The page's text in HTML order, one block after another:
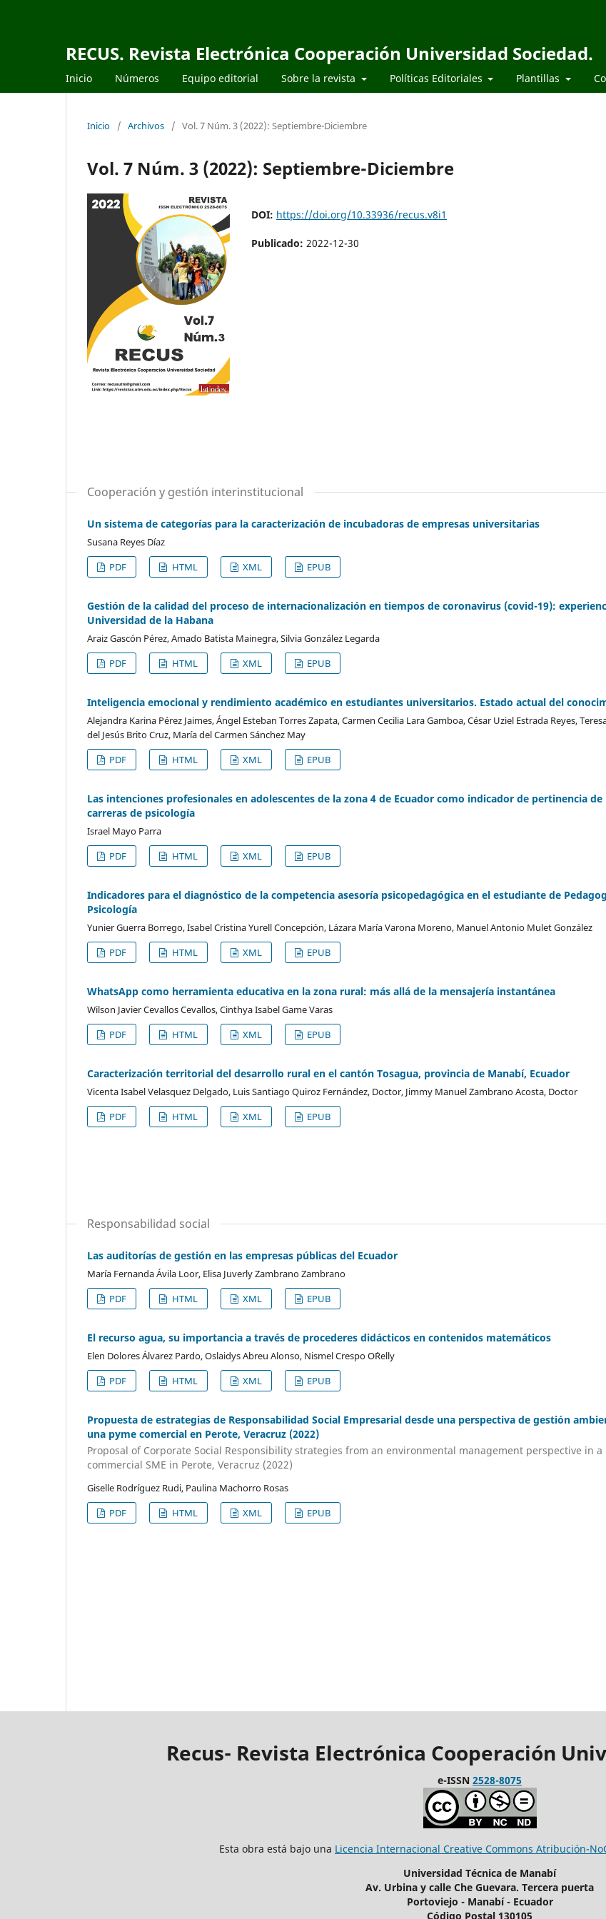
RECUS. Revista Electrónica Cooperación Universidad Sociedad.
Inicio Números Equipo editorial Sobre la revista Políticas Editoriales Plantillas
Inicio / Archivos / Vol. 7 Núm. 3 (2022): Septiembre-Diciembre
Vol. 7 Núm. 3 (2022): Septiembre-Diciembre
DOI: https://doi.org/10.33936/recus.v8i1
Publicado: 2022-12-30
Cooperación y gestión interinstitucional
Un sistema de categorías para la caracterización de incubadoras de empresas universitarias
Susana Reyes Díaz
PDF
HTML XML EPUB
Gestión de la calidad del proceso de internacionalización en tiempos de coronavirus (covid-19):
Universidad de la Habana
Araiz Gascón Pérez, Amado Batista Mainegra, Silvia González Legarda
PDF
HTML XML EPUB
Inteligencia emocional y rendimiento académico en estudiantes universitarios. Estado actual del
Alejandra Karina Pérez Jaimes, Ángel Esteban Torres Zapata, Carmen Cecilia Lara Gamboa, César Uziel Estrada Reyes,
del Jesús Brito Cruz, María del Carmen Sánchez May
PDF HTML XML EPUB
Las intenciones profesionales en adolescentes de la zona 4 de Ecuador como indicador de pertinencia de
carreras de psicología
Israel Mayo Parra
PDF
HTML XML EPUB
Indicadores para el diagnóstico de la competencia asesoría psicopedagógica en el estudiante de
Psicología
Yunier Guerra Borrego, Isabel Cristina Yurell Concepción, Lázara María Varona Moreno, Manuel Antonio Mulet González
PDF
HTML XML EPUB
WhatsApp como herramienta educativa en la zona rural: más allá de la mensajería instantánea
Wilson Javier Cevallos Cevallos, Cinthya Isabel Game Varas
PDF
HTML XML EPUB
Caracterización territorial del desarrollo rural en el cantón Tosagua, provincia de Manabí, Ecuador
Vicenta Isabel Velasquez Delgado, Luis Santiago Quiroz Fernández, Doctor, Jimmy Manuel Zambrano Acosta, Doctor
PDF
HTML XML EPUB
Responsabilidad social
Las auditorías de gestión en las empresas públicas del Ecuador
María Fernanda Ávila Loor, Elisa Juverly Zambrano Zambrano
PDF
HTML XML EPUB
El recurso agua, su importancia a través de procederes didácticos en contenidos matemáticos
Elen Dolores Álvarez Pardo, Oslaidys Abreu Alonso, Nismel Crespo O´Relly
PDF
HTML XML EPUB
Propuesta de estrategias de Responsabilidad Social Empresarial desde una perspectiva de gestión
una pyme comercial en Perote, Veracruz (2022)
Proposal of Corporate Social Responsibility strategies from an environmental management perspective in a
commercial SME in Perote, Veracruz (2022)
Giselle Rodríguez Rudi, Paulina Machorro Rosas
PDF
HTML XML EPUB
Recus- Revista Electrónica Cooperación
e-ISSN 2528-8075
Esta obra está bajo una Licencia Internacional Creative Commons Atribución-
Universidad Técnica de Manabí
Av. Urbina y calle Che Guevara. Tercera puerta
Portoviejo - Manabí - Ecuador
Código Postal 130105